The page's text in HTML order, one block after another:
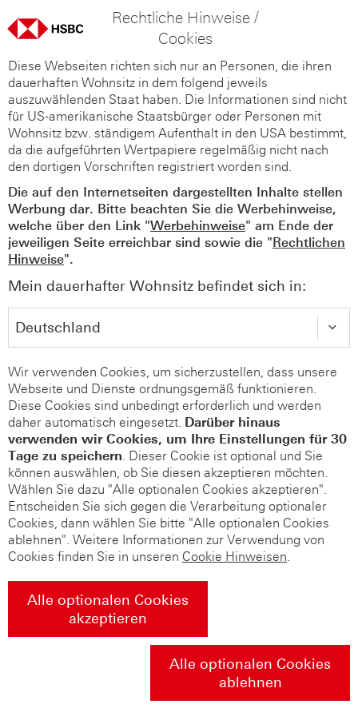
Rechtliche Hinweise /
Cookies
Diese Webseiten richten sich nur an Personen, die ihren
dauerhaften Wohnsitz in dem folgend jeweils
auszuwählenden Staat haben. Die Informationen sind nicht
für US-amerikanische Staatsbürger oder Personen mit
Wohnsitz bzw. ständigem Aufenthalt in den USA bestimmt,
da die aufgeführten Wertpapiere regelmäßig nicht nach
den dortigen Vorschriften registriert worden sind.
Die auf den Internetseiten dargestellten Inhalte stellen
Werbung dar. Bitte beachten Sie die Werbehinweise,
welche über den Link "Werbehinweise" am Ende der
jeweiligen Seite erreichbar sind sowie die "Rechtlichen
Hinweise".
Mein dauerhafter Wohnsitz befindet sich in:
Wir verwenden Cookies, um sicherzustellen, dass unsere
Webseite und Dienste ordnungsgemäß funktionieren.
Diese Cookies sind unbedingt erforderlich und werden
daher automatisch eingesetzt. Darüber hinaus
verwenden wir Cookies, um Ihre Einstellungen für 30
Tage zu speichern. Dieser Cookie ist optional und Sie
können auswählen, ob Sie diesen akzeptieren möchten.
Wählen Sie dazu "Alle optionalen Cookies akzeptieren".
Entscheiden Sie sich gegen die Verarbeitung optionaler
Cookies, dann wählen Sie bitte "Alle optionalen Cookies
ablehnen". Weitere Informationen zur Verwendung von
Cookies finden Sie in unseren Cookie Hinweisen.
Alle optionalen Cookies
akzeptieren
Alle optionalen Cookies
ablehnen